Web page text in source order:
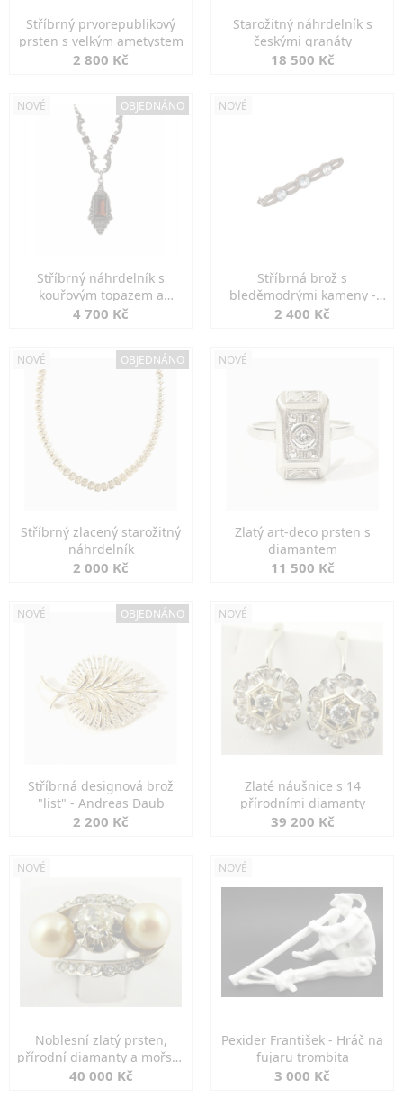
Stříbrný prvorepublikový
prsten s velkým ametystem
2 800 Kč
Starožitný náhrdelník s
českými granáty
18 500 Kč
NOVÉ OBJEDNÁNO
Stříbrný náhrdelník s
kouřovým topazem a
markazity
4 700 Kč
NOVÉ
Stříbrná brož s
bleděmodrými kameny -
jemná elegance
2 400 Kč
NOVÉ OBJEDNÁNO
Stříbrný zlacený starožitný
náhrdelník
2 000 Kč
NOVÉ
Zlatý art-deco prsten s
diamantem
11 500 Kč
NOVÉ OBJEDNÁNO
Stříbrná designová brož
"list" - Andreas Daub
2 200 Kč
NOVÉ
Zlaté náušnice s 14
přírodními diamanty
39 200 Kč
NOVÉ
Noblesní zlatý prsten,
přírodní diamanty a mořské
perly
40 000 Kč
NOVÉ
Pexider František - Hráč na
fujaru trombita
3 000 Kč